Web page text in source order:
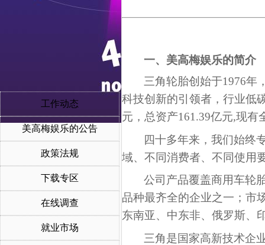
工作动态
美高梅娱乐的公告
政策法规
下载专区
在线调查
就业市场
一、美高梅娱乐的简介
三角轮胎创始于1976年
科技创新的引领者，行业低
元，总资产161.39亿元,现有
四十多年来，我们始终
域、不同消费者、不同使用
公司产品覆盖商用车轮
品种最齐全的企业之一；市
东南亚、中东非、俄罗斯、
三角是国家高新技术企